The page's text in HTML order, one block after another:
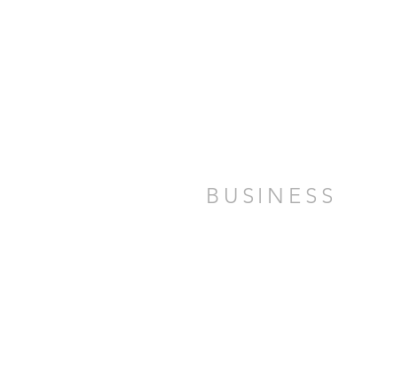
BUSINESS